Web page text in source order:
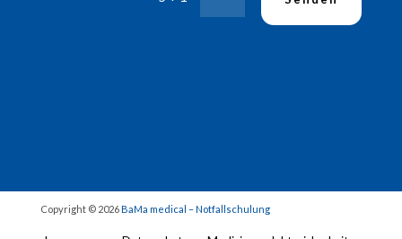
Copyright © 2026BaMa medical – Notfallschulung